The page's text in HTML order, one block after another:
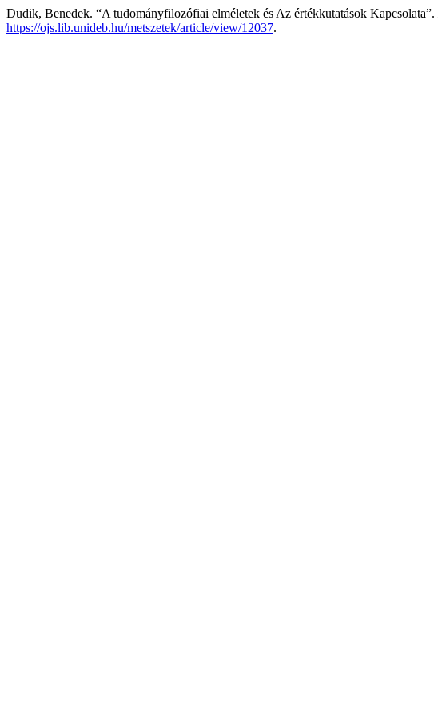
Dudik, Benedek. “A tudományfilozófiai elméletek és Az értékkutatások Kapcsolata”.
https://ojs.lib.unideb.hu/metszetek/article/view/12037.